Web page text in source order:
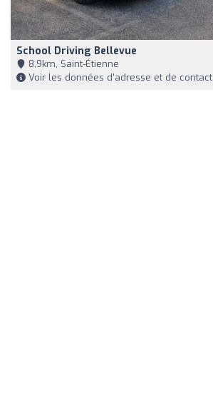
School Driving Bellevue
8,9km, Saint-Étienne
Voir les données d'adresse et de contact